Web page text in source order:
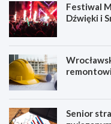
Festiwal
Dźwięki i
Senior